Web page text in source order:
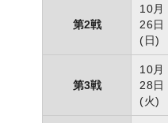
第2戦
10月
26日
(日)
第3戦
10月
28日
(火)